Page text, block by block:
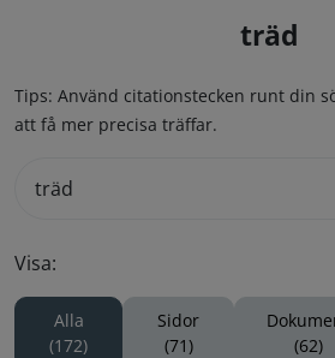
träd
Tips: Använd citationstecken runt din
att få mer precisa träffar.
Visa:
Alla
(172)
Sidor
(71)
(62)